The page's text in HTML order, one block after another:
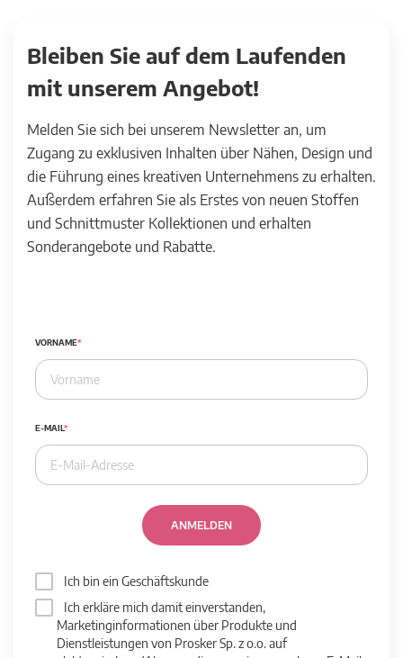
Bleiben Sie auf dem Laufenden
mit unserem Angebot!
Melden Sie sich bei unserem Newsletter an, um
Zugang zu exklusiven Inhalten über Nähen, Design und
die Führung eines kreativen Unternehmens zu erhalten.
Außerdem erfahren Sie als Erstes von neuen Stoffen
und Schnittmuster Kollektionen und erhalten
Sonderangebote und Rabatte.
VORNAME
E-MAIL
ANMELDEN
Ich bin ein Geschäftskunde
Ich erkläre mich damit einverstanden,
Marketinginformationen über Produkte und
Dienstleistungen von Prosker Sp. z o.o. auf